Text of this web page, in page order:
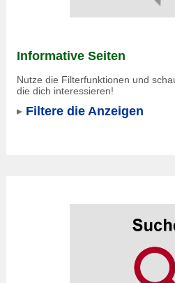
Informative Seiten
Nutze die Filterfunktionen und
die dich interessieren!
Filtere die Anzeigen